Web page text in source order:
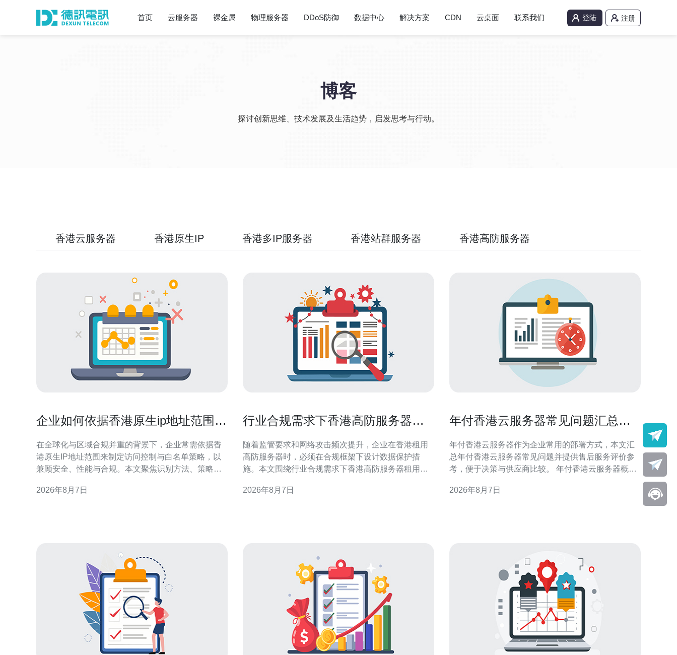
首页 云服务器 裸金属 物理服务器 DDoS防御 数据中心 解决方案 CDN 云桌面 联系我们 登陆 注册
博客
探讨创新思维、技术发展及生活趋势，启发思考与行动。
香港云服务器 香港原生IP 香港多IP服务器 香港站群服务器 香港高防服务器
企业如何依据香港原生ip地址范围做
在全球化与区域合规并重的背景下，企业常需依据香
港原生IP地址范围来制定访问控制与白名单策略，以
兼顾安全、性能与合规。本文聚焦识别方法、策略设
点，适合用于SEO与本地化安全部署参考。 为何需要
2026年8月7日
行业合规需求下香港高防服务器租
随着监管要求和网络攻击频次提升，企业在香港租用
高防服务器时，必须在合规框架下设计数据保护措
施。本文围绕行业合规需求下香港高防服务器租用的
流程给出实用方向，帮助机构在满足监管的同时提升
2026年8月7日
年付香港云服务器常见问题汇总与
年付香港云服务器作为企业常用的部署方式，本文汇
总年付香港云服务器常见问题并提供售后服务评价参
考，便于决策与供应商比较。 年付香港云服务器概述
合稳定长期业务。选择年付香港云服务器前，应明确
2026年8月7日